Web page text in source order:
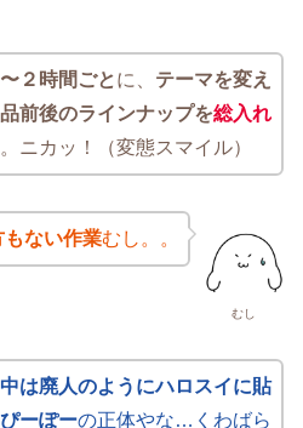
〜２時間ごとに、 テーマを変え
前後のラインナップを総入れ
ニカッ！（変態スマイル）
むし
もない作業むし。。
は廃人のようにハロスイに貼
ーぽーの正体やな…くわばら